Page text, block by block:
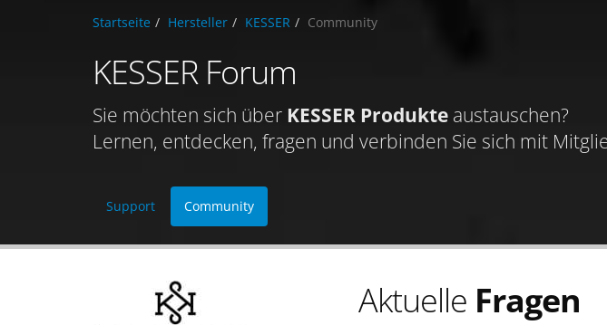
Startseite Hersteller KESSER Community
KESSER Forum
Sie möchten sich über KESSER Produkte austauschen?
Lernen, entdecken, fragen und verbinden Sie sich mit
Support Community
Aktuelle Fragen